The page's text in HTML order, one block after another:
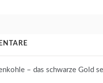
– das schwarze Gold